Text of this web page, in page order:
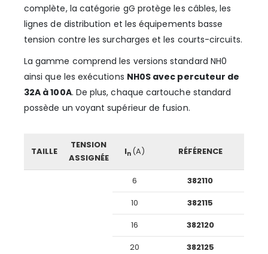
complète, la catégorie gG protège les câbles, les
lignes de distribution et les équipements basse
tension contre les surcharges et les courts-circuits.
La gamme comprend les versions standard NH0
ainsi que les exécutions NH0S avec percuteur de
32A à 100A. De plus, chaque cartouche standard
possède un voyant supérieur de fusion.
TAILLE
TENSION
ASSIGNÉE
In (A) RÉFÉRENCE
6
382110
10
382115
16
382120
20
382125